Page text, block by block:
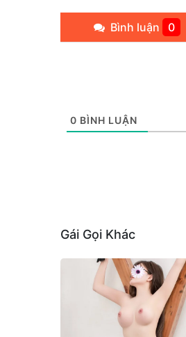
Bình luận 0
0 BÌNH LUẬN
Gái Gọi Khác